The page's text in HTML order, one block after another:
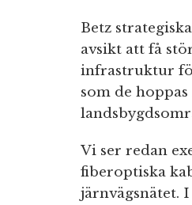
Betz
avsikt att få
infrastruktur
som de
Vi ser redan
fiberoptiska
järnvägsnätet.